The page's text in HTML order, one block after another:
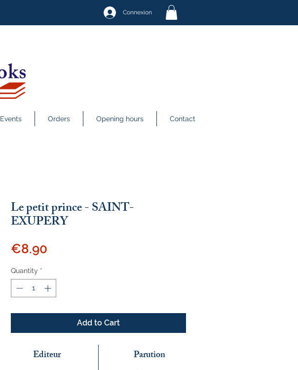
Connexion
Events Orders Opening hours Contact
Le petit prince - SAINT-
EXUPERY
€8.90
Quantity *
Add to Cart
Editeur Parution